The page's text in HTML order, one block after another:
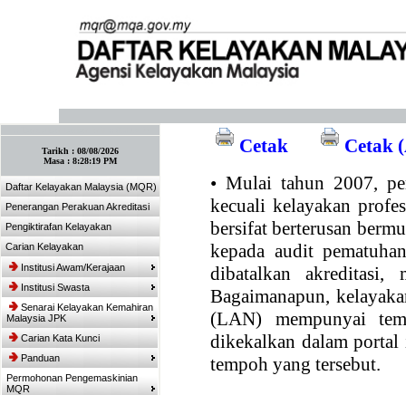
Tarikh : 08/08/2026
Masa : 8:28:19 PM
Daftar Kelayakan Malaysia (MQR)
Penerangan Perakuan Akreditasi
Pengiktirafan Kelayakan
Carian Kelayakan
Institusi Awam/Kerajaan
Institusi Swasta
Senarai Kelayakan Kemahiran
Malaysia JPK
Carian Kata Kunci
Panduan
Permohonan Pengemaskinian
MQR
Cetak
Cetak
• Mulai tahun 2007,
kecuali kelayakan
bersifat berterusan
kepada audit
dibatalkan akreditasi,
Bagaimanapun,
(LAN) mempunyai
dikekalkan dalam portal
tempoh yang tersebut.